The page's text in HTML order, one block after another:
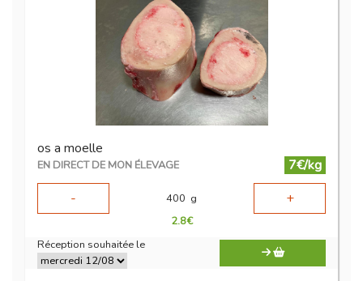
os a moelle
EN DIRECT DE MON ÉLEVAGE
7€/kg
-
400 g +
2.8€
Réception souhaitée le